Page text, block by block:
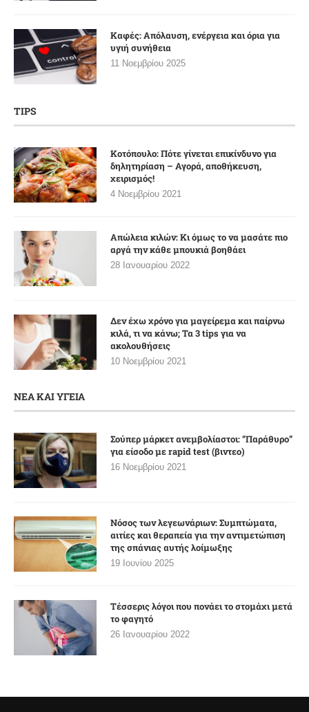
Καφές: Απόλαυση, ενέργεια και όρια για
υγιή συνήθεια
11 Νοεμβρίου 2025
TIPS
Κοτόπουλο: Πότε γίνεται επικίνδυνο για
δηλητηρίαση – Αγορά, αποθήκευση,
χειρισμός!
4 Νοεμβρίου 2021
Απώλεια κιλών: Κι όμως το να μασάτε πιο
αργά την κάθε μπουκιά βοηθάει
28 Ιανουαρίου 2022
Δεν έχω χρόνο για μαγείρεμα και παίρνω
κιλά, τι να κάνω; Τα 3 tips για να
ακολουθήσεις
10 Νοεμβρίου 2021
ΝΕΑ ΚΑΙ ΥΓΕΙΑ
Σούπερ μάρκετ ανεμβολίαστοι: “Παράθυρο”
για είσοδο με rapid test (βιντεο)
16 Νοεμβρίου 2021
Νόσος των λεγεωνάριων: Συμπτώματα,
αιτίες και θεραπεία για την αντιμετώπιση
της σπάνιας αυτής λοίμωξης
19 Ιουνίου 2025
Τέσσερις λόγοι που πονάει το στομάχι μετά
το φαγητό
26 Ιανουαρίου 2022